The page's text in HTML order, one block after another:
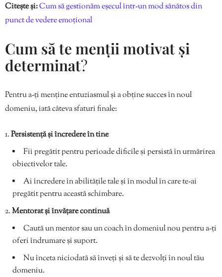
Citește și:Cum să gestionăm eșecul într-un mod sănătos din
punct de vedere emoțional
Cum să te menții motivat și
determinat?
Pentru a-ți menține entuziasmul și a obține succes în noul
domeniu, iată câteva sfaturi finale:
Persistență și încredere în tine
Fii pregătit pentru perioade dificile și persistă în urmărirea
obiectivelor tale.
Ai încredere în abilitățile tale și în modul în care te-ai
pregătit pentru această schimbare.
Mentorat și învățare continuă
Caută un mentor sau un coach în domeniul nou pentru a-ți
oferi îndrumare și suport.
Nu înceta niciodată să înveți și să te dezvolți în noul tău
domeniu.